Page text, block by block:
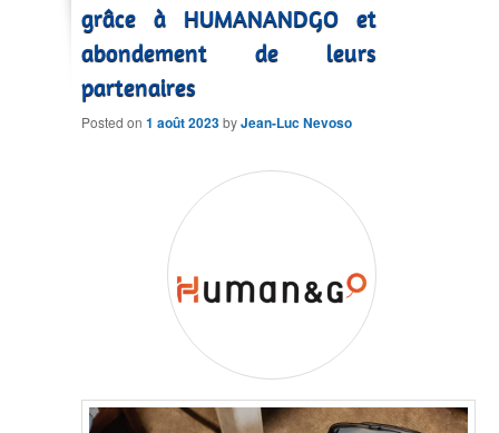
grâce à HUMANANDGO et
abondement de leurs
partenaires
Posted on1 août 2023byJean-Luc Nevoso